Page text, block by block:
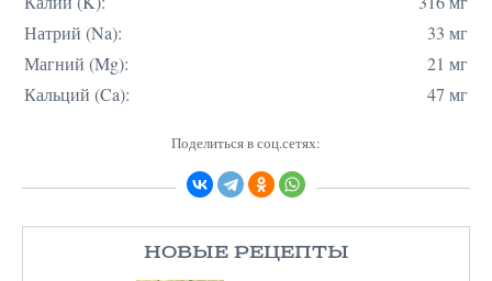
НОВЫЕ РЕЦЕПТЫ
Натрий (Na):
33 мг
Магний (Mg):
21 мг
Кальций (Ca):
47 мг
Поделиться в соц.сетях: